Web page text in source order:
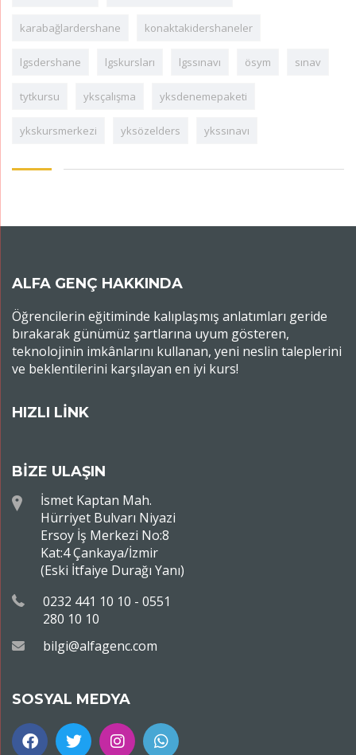
karabağlardershane konaktakidershaneler
lgsdershane lgskursları lgssınavı ösym sınav
tytkursu yksçalışma yksdenemepaketi
ykskursmerkezi yksözelders ykssınavı
ALFA GENÇ HAKKINDA
Öğrencilerin eğitiminde kalıplaşmış anlatımları geride
bırakarak günümüz şartlarına uyum gösteren,
teknolojinin imkânlarını kullanan, yeni neslin taleplerini
ve beklentilerini karşılayan en iyi kurs!
HIZLI LİNK
BİZE ULAŞIN
İsmet Kaptan Mah.
Hürriyet Bulvarı Niyazi
Ersoy İş Merkezi No:8
Kat:4 Çankaya/İzmir
(Eski İtfaiye Durağı Yanı)
0232 441 10 10 - 0551
280 10 10
bilgi@alfagenc.com
SOSYAL MEDYA